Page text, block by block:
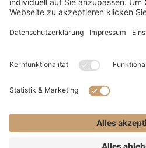
Magazin
Rezepte